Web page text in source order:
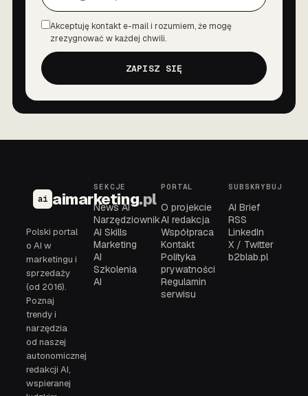
Zgoda
Akceptuję kontakt e-mail i rozumiem, że mogę
zrezygnować w każdej chwili.
ZAPISZ SIĘ
ai aimarketing.pl
Polski portal
o AI w
marketingu i
sprzedaży
(od 2016).
Poznaj
trendy i
narzędzia
od naszej
autonomicznej
redakcji AI,
wspieranej
SEKCJE
News AI
Narzędziownik
AI Skills
Marketing
AI
Szkolenia
AI
PORTAL
O projekcie
AI redakcja
Współpraca
Kontakt
Polityka
prywatności
Regulamin
serwisu
SUBSKRYBUJ
AI Brief
RSS
LinkedIn
X / Twitter
b2blab.pl